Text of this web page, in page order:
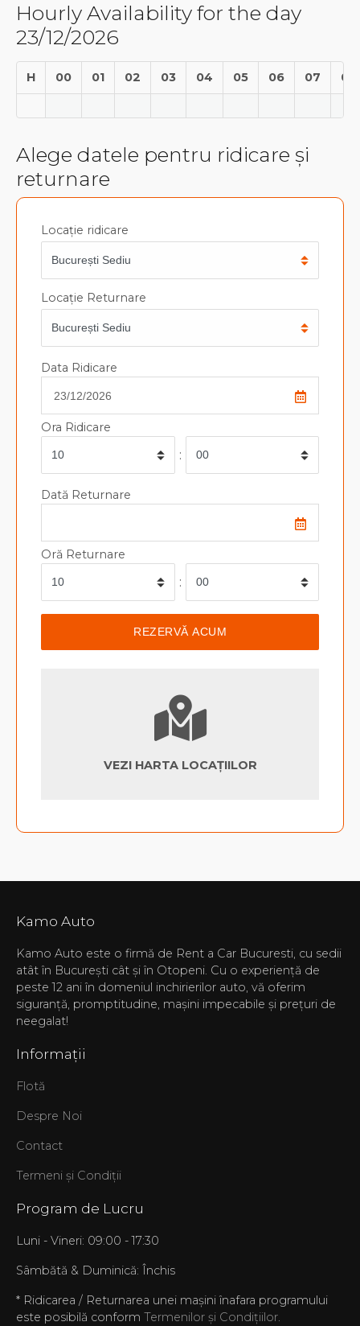
Hourly Availability for the day
23/12/2026
H 00 01 02 03 04 05 06 07 08
Alege datele pentru ridicare și
returnare
Locație ridicare
Locație Returnare
Data Ridicare
Ora Ridicare
:
Dată Returnare
Oră Returnare
:
VEZI HARTA LOCAȚIILOR
Kamo Auto
Kamo Auto este o firmă de Rent a Car Bucuresti, cu sedii
atât în București cât și în Otopeni. Cu o experiență de
peste 12 ani în domeniul inchirierilor auto, vă oferim
siguranță, promptitudine, mașini impecabile și prețuri de
neegalat!
Informații
Flotă
Despre Noi
Contact
Termeni și Condiții
Program de Lucru
Luni - Vineri: 09:00 - 17:30
Sâmbătă & Duminică: Închis
* Ridicarea / Returnarea unei mașini înafara programului
este posibilă conform Termenilor și Condițiilor.